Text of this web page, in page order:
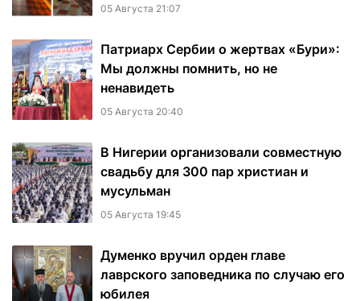
05 Августа 21:07
Патриарх Сербии о жертвах «Бури»:
Мы должны помнить, но не
ненавидеть
05 Августа 20:40
В Нигерии организовали совместную
свадьбу для 300 пар христиан и
мусульман
05 Августа 19:45
Думенко вручил орден главе
лаврского заповедника по случаю его
юбилея